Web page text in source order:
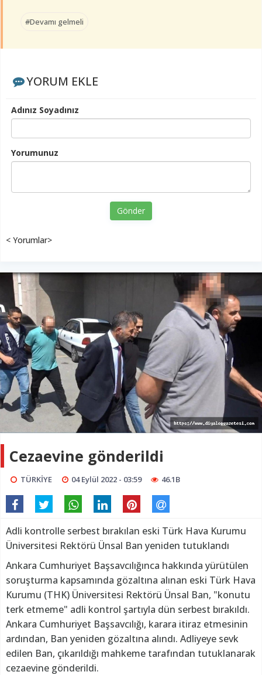
#Devamı gelmeli
YORUM EKLE
Adınız Soyadınız
Yorumunuz
Gönder
< Yorumlar>
Cezaevine gönderildi
TÜRKİYE 04 Eylül 2022 - 03:59 46.1B
Adli kontrolle serbest bırakılan eski Türk Hava Kurumu
Üniversitesi Rektörü Ünsal Ban yeniden tutuklandı
Ankara Cumhuriyet Başsavcılığınca hakkında yürütülen
soruşturma kapsamında gözaltına alınan eski Türk Hava
Kurumu (THK) Üniversitesi Rektörü Ünsal Ban, "konutu
terk etmeme" adli kontrol şartıyla dün serbest bırakıldı.
Ankara Cumhuriyet Başsavcılığı, karara itiraz etmesinin
ardından, Ban yeniden gözaltına alındı. Adliyeye sevk
edilen Ban, çıkarıldığı mahkeme tarafından tutuklanarak
cezaevine gönderildi.